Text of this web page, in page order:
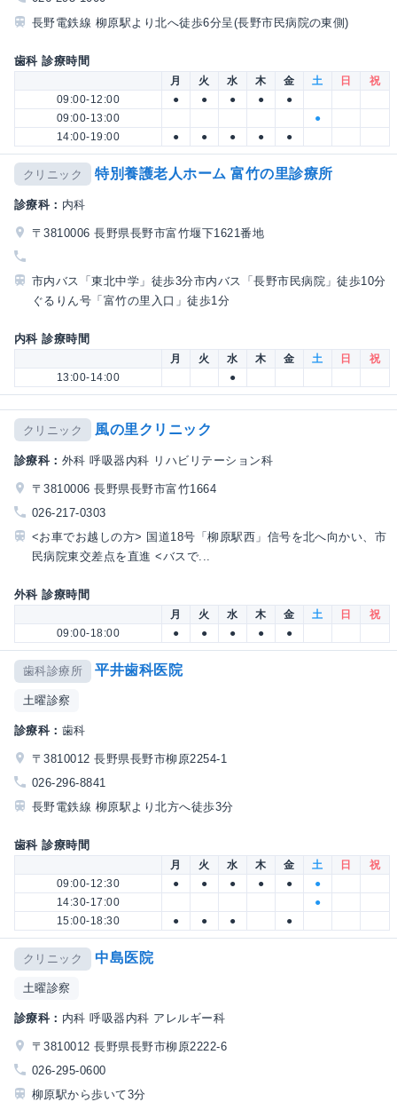
長野電鉄線 柳原駅より北へ徒歩6分呈(長野市民病院の東側)
歯科 診療時間
月 火 水 木 金 土 日
祝
09:00-12:00
● ● ● ●
●
09:00-13:00
●
14:00-19:00
● ● ● ● ●
クリニック 特別養護老人ホーム 富竹の里診療所
診療科： 内科
〒3810006 長野県長野市富竹堰下1621番地
市内バス「東北中学」徒歩3分市内バス「長野市民病院」徒歩10分
ぐるりん号「富竹の里入口」徒歩1分
内科 診療時間
月 火 水 木 金 土 日
祝
13:00-14:00
●
クリニック 風の里クリニック
診療科： 外科 呼吸器内科 リハビリテーション科
〒3810006 長野県長野市富竹1664
026-217-0303
<お車でお越しの方> 国道18号「柳原駅西」信号を北へ向かい、市
民病院東交差点を直進 <バスで...
外科 診療時間
月 火 水 木 金 土 日
祝
09:00-18:00
● ● ● ● ●
歯科診療所 平井歯科医院
土曜診察
診療科： 歯科
〒3810012 長野県長野市柳原2254-1
026-296-8841
長野電鉄線 柳原駅より北方へ徒歩3分
歯科 診療時間
月 火 水 木 金 土 日
祝
09:00-12:30
● ● ● ● ●
●
14:30-17:00
●
15:00-18:30
● ● ● ●
クリニック 中島医院
土曜診察
診療科： 内科 呼吸器内科 アレルギー科
〒3810012 長野県長野市柳原2222-6
026-295-0600
柳原駅から歩いて3分